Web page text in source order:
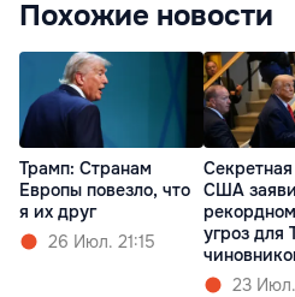
Похожие новости
Трамп: Cтранам
Европы повезло, что
я их друг
26 Июл. 21:15
США
угроз для
23 Июл.